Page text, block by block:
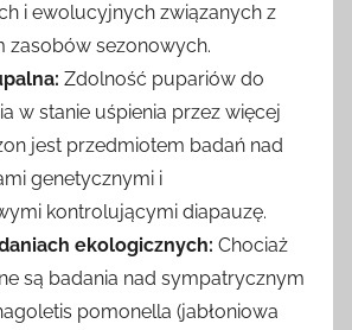
i ewolucyjnych związanych z
zasobów sezonowych.
Zdolność pupariów do
w stanie uśpienia przez więcej
jest przedmiotem badań nad
genetycznymi i
kontrolującymi diapauzę.
ekologicznych: Chociaż
są badania nad sympatrycznym
pomonella (jabłoniowa